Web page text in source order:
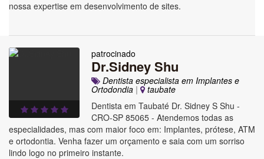
nossa expertise em desenvolvimento de sites.
patrocinado
Dr.Sidney Shu
Dentista especialista em Implantes e
Ortodondia |
taubate
Dentista em Taubaté Dr. Sidney S Shu -
CRO-SP 85065 - Atendemos todas as
especialidades, mas com maior foco em: Implantes, prótese, ATM
e ortodontia. Venha fazer um orçamento e saia com um sorriso
lindo logo no primeiro instante.